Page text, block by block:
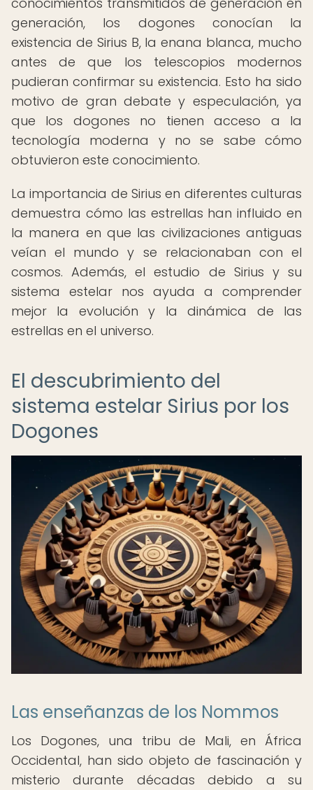
generación, los dogones conocían la
existencia de Sirius B, la enana blanca, mucho
antes de que los telescopios modernos
pudieran confirmar su existencia. Esto ha sido
motivo de gran debate y especulación, ya
que los dogones no tienen acceso a la
tecnología moderna y no se sabe cómo
obtuvieron este conocimiento.
La importancia de Sirius en diferentes culturas
demuestra cómo las estrellas han influido en
la manera en que las civilizaciones antiguas
veían el mundo y se relacionaban con el
cosmos. Además, el estudio de Sirius y su
sistema estelar nos ayuda a comprender
mejor la evolución y la dinámica de las
estrellas en el universo.
El descubrimiento del
sistema estelar Sirius por los
Dogones
Las enseñanzas de los Nommos
Los Dogones, una tribu de Mali, en África
Occidental, han sido objeto de fascinación y
misterio durante décadas debido a su